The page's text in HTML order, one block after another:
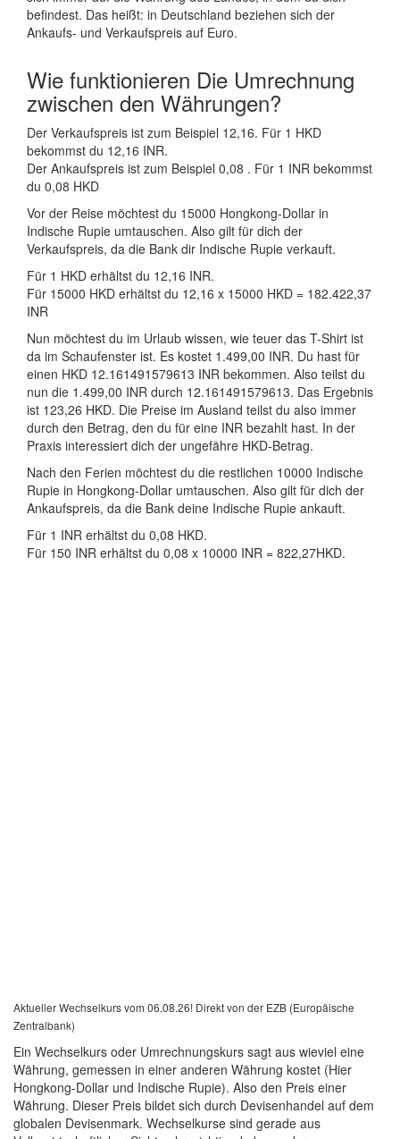
befindest. Das heißt: in Deutschland beziehen sich der
Ankaufs- und Verkaufspreis auf Euro.
Wie funktionieren Die Umrechnung
zwischen den Währungen?
Der Verkaufspreis ist zum Beispiel 12,16. Für 1 HKD
bekommst du 12,16 INR.
Der Ankaufspreis ist zum Beispiel 0,08 . Für 1 INR bekommst
du 0,08 HKD
Vor der Reise möchtest du 15000 Hongkong-Dollar in
Indische Rupie umtauschen. Also gilt für dich der
Verkaufspreis, da die Bank dir Indische Rupie verkauft.
Für 1 HKD erhältst du 12,16 INR.
Für 15000 HKD erhältst du 12,16 x 15000 HKD = 182.422,37
INR
Nun möchtest du im Urlaub wissen, wie teuer das T-Shirt ist
da im Schaufenster ist. Es kostet 1.499,00 INR. Du hast für
einen HKD 12.161491579613 INR bekommen. Also teilst du
nun die 1.499,00 INR durch 12.161491579613. Das Ergebnis
ist 123,26 HKD. Die Preise im Ausland teilst du also immer
durch den Betrag, den du für eine INR bezahlt hast. In der
Praxis interessiert dich der ungefähre HKD-Betrag.
Nach den Ferien möchtest du die restlichen 10000 Indische
Rupie in Hongkong-Dollar umtauschen. Also gilt für dich der
Ankaufspreis, da die Bank deine Indische Rupie ankauft.
Für 1 INR erhältst du 0,08 HKD.
Für 150 INR erhältst du 0,08 x 10000 INR = 822,27HKD.
Aktueller Wechselkurs vom 06.08.26! Direkt von der EZB (Europäische
Zentralbank)
Ein Wechselkurs oder Umrechnungskurs sagt aus wieviel eine
Währung, gemessen in einer anderen Währung kostet (Hier
Hongkong-Dollar und Indische Rupie). Also den Preis einer
Währung. Dieser Preis bildet sich durch Devisenhandel auf dem
globalen Devisenmark. Wechselkurse sind gerade aus